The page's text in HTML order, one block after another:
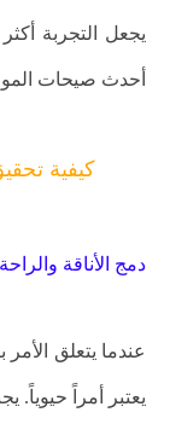
يجعل التجربة
أحدث صيحات
كيفية
دمج الأناقة
عندما يتعلق الأمر
يعتبر أمراً